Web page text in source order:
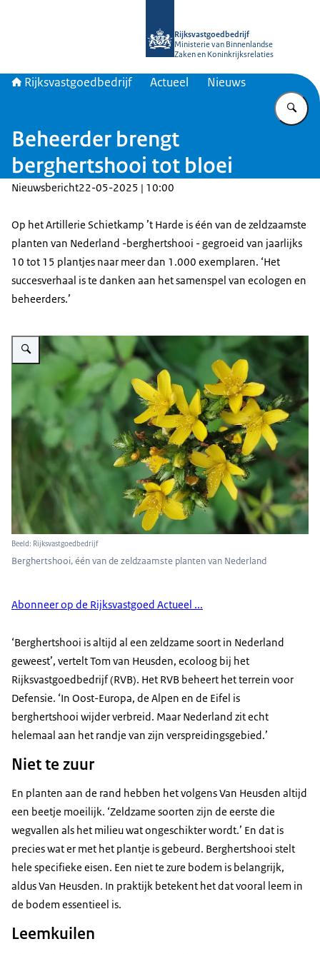
Rijksvastgoedbedrijf
Ministerie van Binnenlandse
Zaken en Koninkrijksrelaties
Rijksvastgoedbedrijf Actueel Nieuws
Beheerder brengt
berghertshooi tot bloei
Nieuwsbericht22-05-2025 | 10:00
Op het Artillerie Schietkamp ’t Harde is één van de zeldzaamste
planten van Nederland -berghertshooi - gegroeid van jaarlijks
10 tot 15 plantjes naar meer dan 1.000 exemplaren. ‘Het
succesverhaal is te danken aan het samenspel van ecologen en
beheerders.’
Vergroot afbeelding Berghertshooi plant
Beeld: Rijksvastgoedbedrijf
Berghertshooi, één van de zeldzaamste planten van Nederland
Abonneer op de Rijksvastgoed Actueel ...
‘Berghertshooi is altijd al een zeldzame soort in Nederland
geweest’, vertelt Tom van Heusden, ecoloog bij het
Rijksvastgoedbedrijf (RVB). Het RVB beheert het terrein voor
Defensie. ‘In Oost-Europa, de Alpen en de Eifel is
berghertshooi wijder verbreid. Maar Nederland zit echt
helemaal aan het randje van zijn verspreidingsgebied.’
Niet te zuur
En planten aan de rand hebben het volgens Van Heusden altijd
een beetje moeilijk. ‘Zeldzame soorten zijn de eerste die
wegvallen als het milieu wat ongeschikter wordt.’ En dat is
precies wat er met het plantje is gebeurd. Berghertshooi stelt
hele specifieke eisen. Een niet te zure bodem is belangrijk,
aldus Van Heusden. In praktijk betekent het dat vooral leem in
de bodem essentieel is.
Leemkuilen